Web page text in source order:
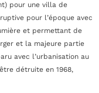
pour une villa de
pour l’époque avec
et permettant de
et la majeure partie
avec l’urbanisation au
détruite en 1968,